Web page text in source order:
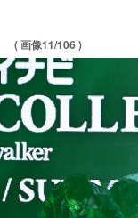
( 画像11/106 )